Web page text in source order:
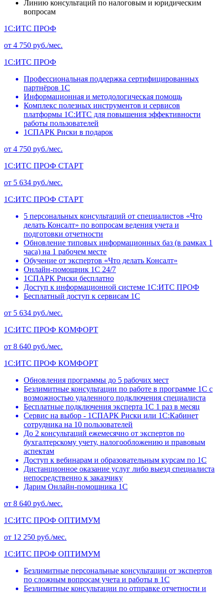
Линию консультаций по налоговым и юридическим
вопросам
1С:ИТС ПРОФ
от 4 750 руб./мес.
1С:ИТС ПРОФ
Профессиональная поддержка сертифицированных
партнёров 1С
Информационная и методологическая помощь
Комплекс полезных инструментов и сервисов
платформы 1С:ИТС для повышения эффективности
работы пользователей
1СПАРК Риски в подарок
от 4 750 руб./мес.
1С:ИТС ПРОФ СТАРТ
от 5 634 руб./мес.
1С:ИТС ПРОФ СТАРТ
5 персональных консультаций от специалистов «Что
делать Консалт» по вопросам ведения учета и
подготовки отчетности
Обновление типовых информационных баз (в рамках 1
часа) на 1 рабочем месте
Обучение от экспертов «Что делать Консалт»
Онлайн-помощник 1С 24/7
1СПАРК Риски бесплатно
Доступ к информационной системе 1С:ИТС ПРОФ
Бесплатный доступ к сервисам 1С
от 5 634 руб./мес.
1С:ИТС ПРОФ КОМФОРТ
от 8 640 руб./мес.
1С:ИТС ПРОФ КОМФОРТ
Обновления программы до 5 рабочих мест
Безлимитные консультации по работе в программе 1С с
возможностью удаленного подключения специалиста
Бесплатные подключения эксперта 1С 1 раз в месяц
Сервис на выбор - 1СПАРК Риски или 1С:Кабинет
сотрудника на 10 пользователей
До 2 консультаций ежемесячно от экспертов по
бухгалтерскому учету, налогообложению и правовым
аспектам
Доступ к вебинарам и образовательным курсам по 1С
Дистанционное оказание услуг либо выезд специалиста
непосредственно к заказчику
Дарим Онлайн-помощника 1С
от 8 640 руб./мес.
1С:ИТС ПРОФ ОПТИМУМ
от 12 250 руб./мес.
1С:ИТС ПРОФ ОПТИМУМ
Безлимитные персональные консультации от экспертов
по сложным вопросам учета и работы в 1С
Безлимитные консультации по отправке отчетности и